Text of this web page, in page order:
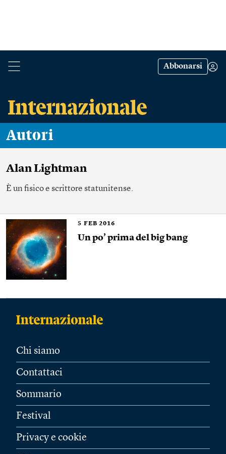
Abbonarsi
Autori
Alan Lightman
È un fisico e scrittore statunitense.
5 FEB 2016
Un po’ prima del big bang
Chi siamo
Contattaci
Sommario
Festival
Privacy e cookie